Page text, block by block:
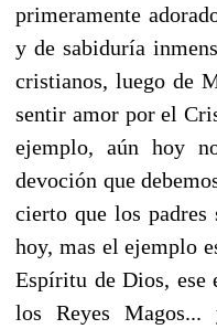
primeramente
y de sabiduría
cristianos, luego de
sentir amor por el
ejemplo, aún hoy
devoción que
cierto que los padres
hoy, mas el ejemplo
Espíritu de Dios, ese
los Reyes